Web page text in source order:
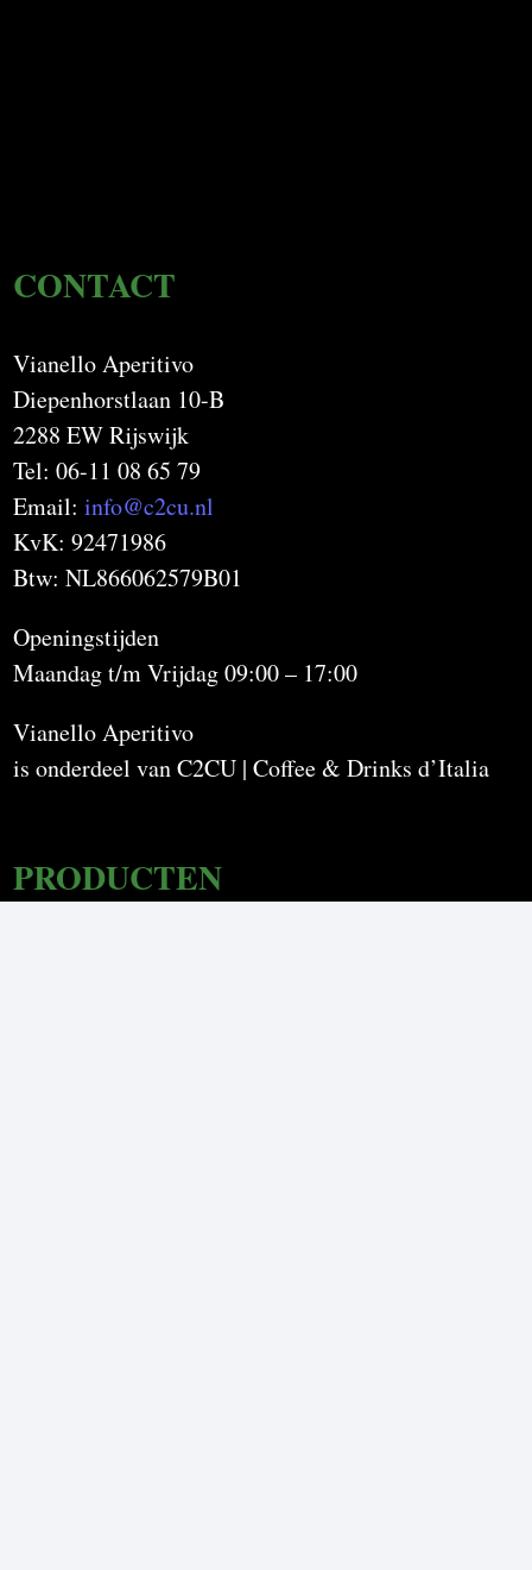
CONTACT
Vianello Aperitivo
Diepenhorstlaan 10-B
2288 EW Rijswijk
Tel: 06-11 08 65 79
Email:info@c2cu.nl
KvK: 92471986
Btw: NL866062579B01
Openingstijden
Maandag t/m Vrijdag 09:00 – 17:00
Vianello Aperitivo
is onderdeel van C2CU | Coffee & Drinks d’Italia
PRODUCTEN